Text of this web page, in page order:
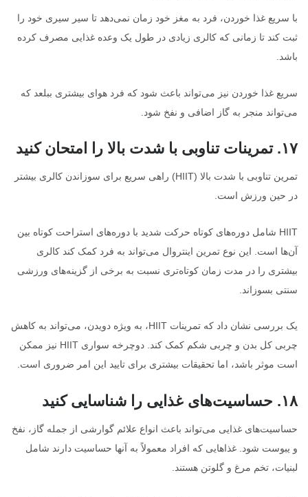
با سریع غذا خوردن، فرد به مغز خود زمان نمی‌دهد تا سیر سیری خود را
ثبت کند تا زمانی که کالری زیادی در طول یک وعده غذایی مصرف کرده
باشد.
سریع غذا خوردن نیز می‌تواند باعث شود که فرد هوای بیشتری ببلعد که
می‌تواند منجر به گاز اضافی و نفخ شود.
۱۷.تمرینات تناوبی با شدت بالا را امتحان کنید
تمرین تناوبی با شدت بالا (HIIT) راهی سریع برای سوزاندن کالری بیشتر
در حین ورزش است.
HIIT شامل دوره‌های کوتاه حرکت شدید با دوره‌های استراحت کوتاه بین
آن‌ها است. این نوع تمرین اینتروال می‌تواند به فرد کمک کند کالری
بیشتری را در مدت زمان کوتاه‌تری نسبت به برخی از گزینه‌های ورزشی
سنتی بسوزاند.
یک بررسی نشان داد که تمرینات HIIT، به ویژه دویدن، می‌تواند به کاهش
چربی کل بدن و چربی شکم کمک کند. دوچرخه سواری HIIT نیز ممکن
است موثر باشد، اما تحقیقات بیشتری برای تایید این امر ضروری است.
۱۸. حساسیت‌های غذایی را شناسایی کنید
حساسیت‌های غذایی می‌تواند باعث انواع علائم گوارشی از جمله گاز، نفخ
و یبوست شود. غذاهایی که افراد معمولاً به آنها حساسیت دارند شامل
لبنیات، تخم مرغ و گلوتن هستند.